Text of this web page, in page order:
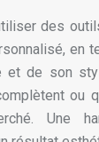
des
en
et de son
ou
Une